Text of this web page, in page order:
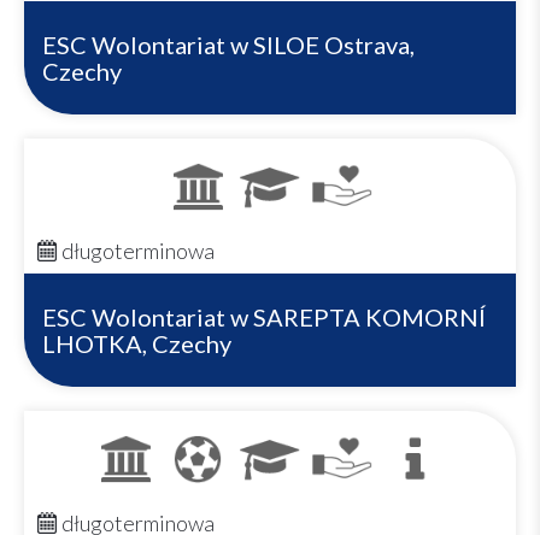
ESC Wolontariat w SILOE Ostrava,
Czechy
długoterminowa
ESC Wolontariat w SAREPTA KOMORNÍ
LHOTKA, Czechy
długoterminowa